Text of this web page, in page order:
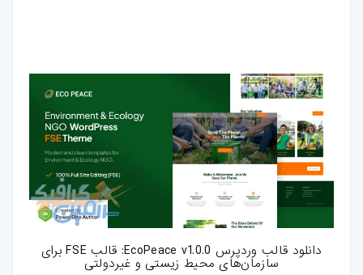
مقالات
ترفند-فتوشاپ
ترفند-افترافکت
ترفند-پریمیر
ترفند-ایلوستریتور
دانلود قالب وردپرس EcoPeace v1.0.0: قالب FSE برای
سازمان‌های محیط زیستی و غیردولتی